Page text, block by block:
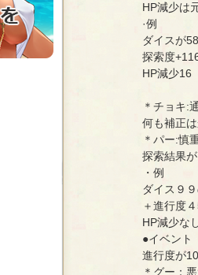
HP減少は
·例
ダイスが
探索度
HP減少16
＊チョキ:
何も補正は
＊パー:慎
探索結果
・例
ダイス９
＋進行度
HP減少な
●イベント
進行度が
＊グー：